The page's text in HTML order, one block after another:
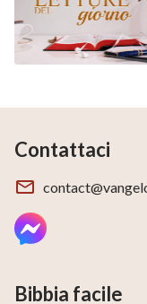
Contattaci
Bibbia facile